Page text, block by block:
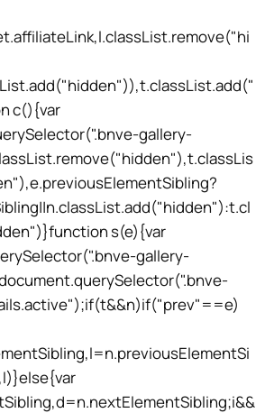
c(){var
gallery-
s(e){var
gallery-